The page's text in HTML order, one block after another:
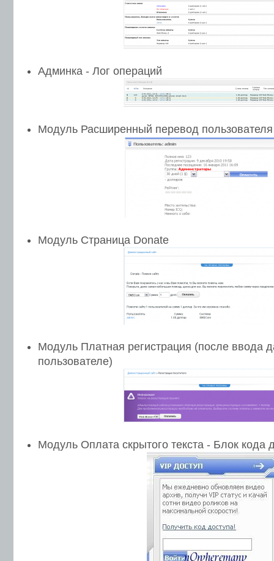
Админка - Лог операций
Модуль Расширенный перевод пользователя
Модуль Страница Donate
Модуль Платная регистрация (после ввода
пользователе)
Модуль Оплата скрытого текста - Блок кода